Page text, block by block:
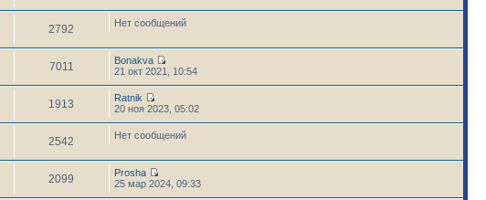
2792 Нет сообщений
7011
Bonakva
21 окт 2021, 10:54
1913
Ratnik
20 ноя 2023, 05:02
2542 Нет сообщений
2099
Prosha
25 мар 2024, 09:33